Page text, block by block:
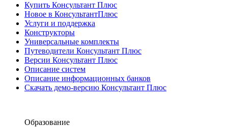
Купить Консультант Плюс
Новое в КонсультантПлюс
Услуги и поддержка
Конструкторы
Универсальные комплекты
Путеводители Консультант Плюс
Версии Консультант Плюс
Описание систем
Описание информационных банков
Скачать демо-версию Консультант Плюс
Образование